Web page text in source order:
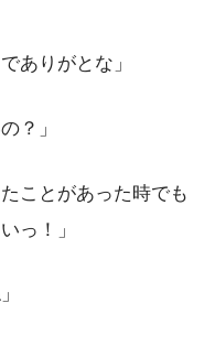
ありがとな」
？」
ことがあった時でも
っ！」